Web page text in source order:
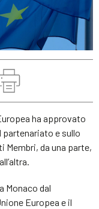
ha approvato
partenariato e sullo
Membri, da una parte,
Monaco dal
Europea e il